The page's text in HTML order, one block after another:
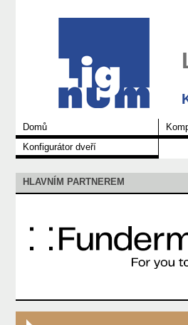
Domů
Konfigurátor dveří
HLAVNÍM PARTNEREM